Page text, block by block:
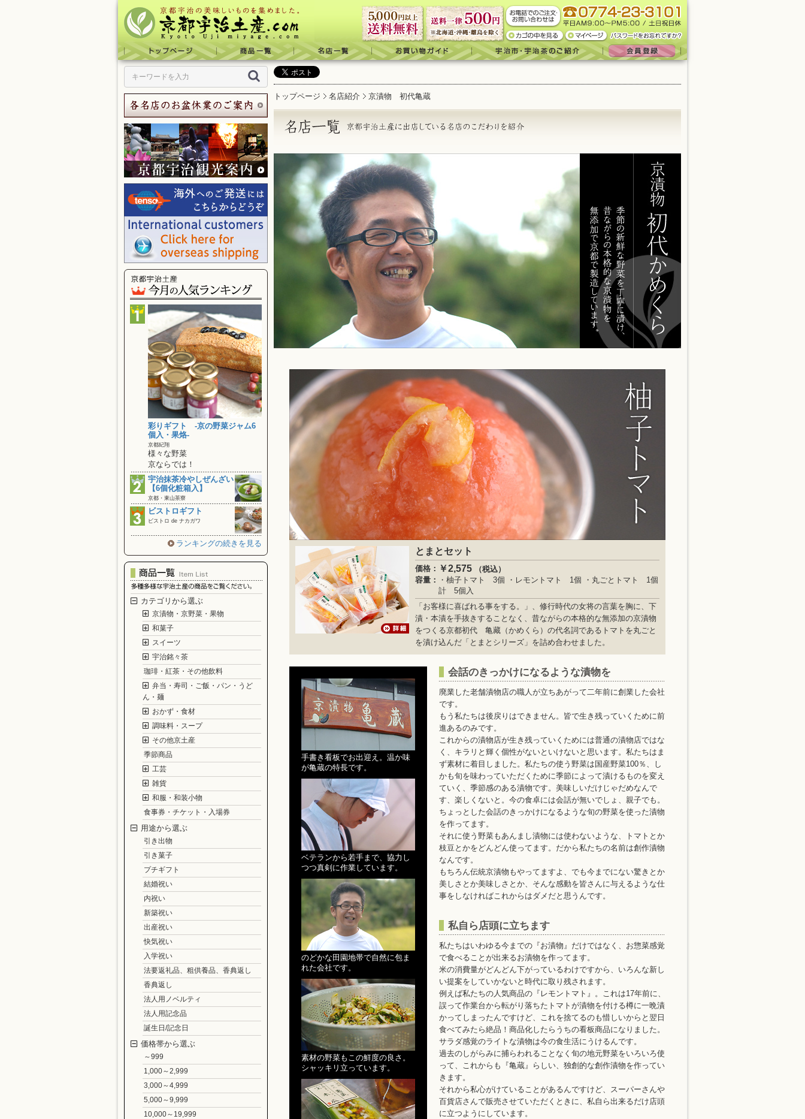
彩りギフト ‐京の野菜ジャム6
個入・果烙‐
京都紀翔
様々な野菜
京ならでは！
宇治抹茶冷やしぜんざい
【6個化粧箱入】
京都・東山茶寮
ビストロギフト
ビストロ de ナカガワ
ランキングの続きを見る
カテゴリから選ぶ
京漬物・京野菜・果物
和菓子
スイーツ
宇治銘々茶
珈琲・紅茶・その他飲料
弁当・寿司・ご飯・パン・うど
ん・麺
おかず・食材
調味料・スープ
その他京土産
季節商品
工芸
雑貨
和服・和装小物
食事券・チケット・入場券
用途から選ぶ
引き出物
引き菓子
プチギフト
結婚祝い
内祝い
新築祝い
出産祝い
快気祝い
入学祝い
法要返礼品、粗供養品、香典返し
香典返し
法人用ノベルティ
法人用記念品
誕生日/記念日
価格帯から選ぶ
～999
1,000～2,999
3,000～4,999
5,000～9,999
10,000～19,999
トップページ 名店紹介 京漬物 初代亀蔵
とまとセット
価格： ￥2,575
（税込）
容量：
・柚子トマト 3個 ・レモントマト 1個 ・丸ごとトマト 1個
計 5個入
「お客様に喜ばれる事をする。」、修行時代の女将の言葉を胸に、下
漬・本漬を手抜きすることなく、昔ながらの本格的な無添加の京漬物
をつくる京都初代 亀藏（かめくら）の代名詞であるトマトを丸ごと
を漬け込んだ「とまとシリーズ」を詰め合わせました。
手書き看板でお出迎え。温か味
が亀蔵の特長です。
ベテランから若手まで、協力し
つつ真剣に作業しています。
のどかな田園地帯で自然に包ま
れた会社です。
素材の野菜もこの鮮度の良さ。
シャッキリ立っています。
会話のきっかけになるような漬物を
廃業した老舗漬物店の職人が立ちあがって二年前に創業した会社
です。
もう私たちは後戻りはできません。皆で生き残っていくために前
進あるのみです。
これからの漬物店が生き残っていくためには普通の漬物店ではな
く、キラリと輝く個性がないといけないと思います。私たちはま
ず素材に着目しました。私たちの使う野菜は国産野菜100％、し
かも旬を味わっていただくために季節によって漬けるものを変え
ていく、季節感のある漬物です。美味しいだけじゃだめなんで
す、楽しくないと。今の食卓には会話が無いでしょ、親子でも。
ちょっとした会話のきっかけになるような旬の野菜を使った漬物
を作ってます。
それに使う野菜もあんまし漬物には使わないような、トマトとか
枝豆とかをどんどん使ってます。だから私たちの名前は創作漬物
なんです。
もちろん伝統京漬物もやってますよ、でも今までにない驚きとか
美しさとか美味しさとか、そんな感動を皆さんに与えるような仕
事をしなければこれからはダメだと思うんです。
私自ら店頭に立ちます
私たちはいわゆる今までの『お漬物』だけではなく、お惣菜感覚
で食べることが出来るお漬物を作ってます。
米の消費量がどんどん下がっているわけですから、いろんな新し
い提案をしていかないと時代に取り残されます。
例えば私たちの人気商品の『レモントマト』。これは17年前に、
誤って作業台から転がり落ちたトマトが漬物を付ける樽に一晩漬
かってしまったんですけど、これを捨てるのも惜しいからと翌日
食べてみたら絶品！商品化したらうちの看板商品になりました。
サラダ感覚のライトな漬物は今の食生活にうけるんです。
過去のしがらみに捕らわれることなく旬の地元野菜をいろいろ使
って、これからも『亀蔵』らしい、独創的な創作漬物を作ってい
きます。
それから私心がけていることがあるんですけど、スーパーさんや
百貨店さんで販売させていただくときに、私自ら出来るだけ店頭
に立つようにしています。